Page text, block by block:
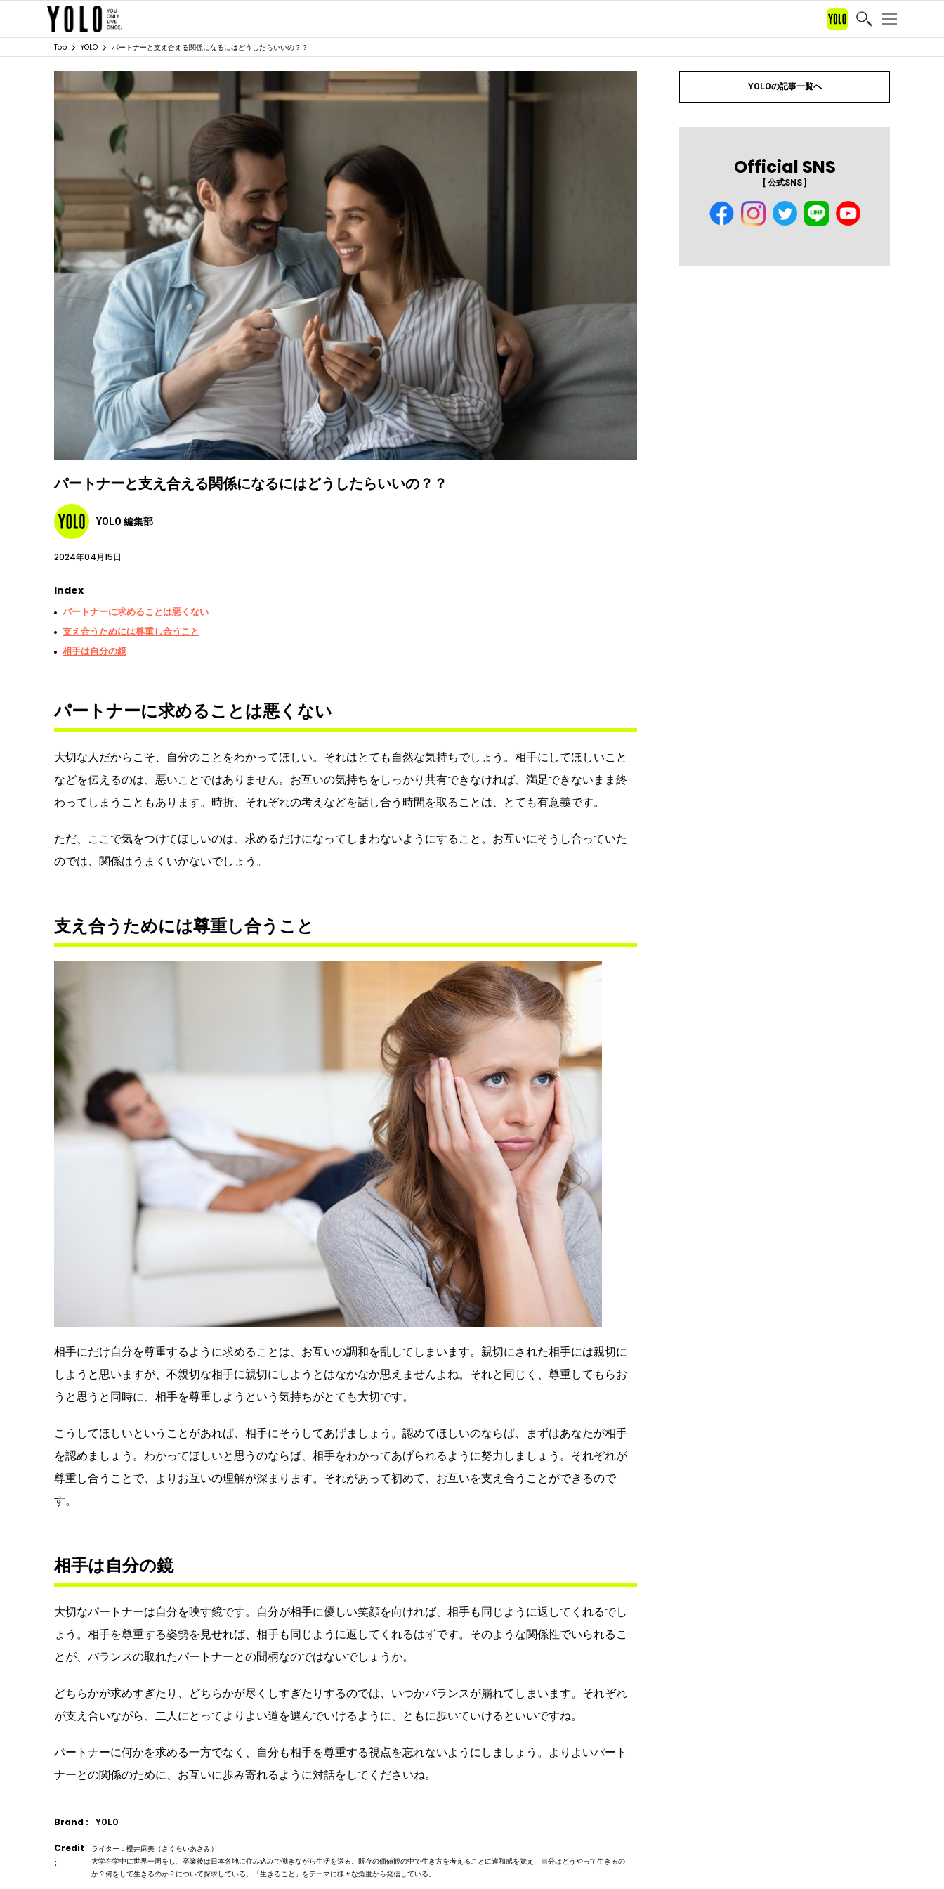
Top YOLO パートナーと支え合える関係になるにはどうしたらいいの？？
パートナーと支え合える関係になるにはどうしたらいいの？？
YOLO 編集部
2024年04月15日
Index
パートナーに求めることは悪くない
支え合うためには尊重し合うこと
相手は自分の鏡
パートナーに求めることは悪くない
大切な人だからこそ、自分のことをわかってほしい。それはとても自然な気持ちでしょう。相手にしてほしいこと
などを伝えるのは、悪いことではありません。お互いの気持ちをしっかり共有できなければ、満足できないまま終
わってしまうこともあります。時折、それぞれの考えなどを話し合う時間を取ることは、とても有意義です。
ただ、ここで気をつけてほしいのは、求めるだけになってしまわないようにすること。お互いにそうし合っていた
のでは、関係はうまくいかないでしょう。
支え合うためには尊重し合うこと
相手にだけ自分を尊重するように求めることは、お互いの調和を乱してしまいます。親切にされた相手には親切に
しようと思いますが、不親切な相手に親切にしようとはなかなか思えませんよね。それと同じく、尊重してもらお
うと思うと同時に、相手を尊重しようという気持ちがとても大切です。
こうしてほしいということがあれば、相手にそうしてあげましょう。認めてほしいのならば、まずはあなたが相手
を認めましょう。わかってほしいと思うのならば、相手をわかってあげられるように努力しましょう。それぞれが
尊重し合うことで、よりお互いの理解が深まります。それがあって初めて、お互いを支え合うことができるので
す。
相手は自分の鏡
大切なパートナーは自分を映す鏡です。自分が相手に優しい笑顔を向ければ、相手も同じように返してくれるでし
ょう。相手を尊重する姿勢を見せれば、相手も同じように返してくれるはずです。そのような関係性でいられるこ
とが、バランスの取れたパートナーとの間柄なのではないでしょうか。
どちらかが求めすぎたり、どちらかが尽くしすぎたりするのでは、いつかバランスが崩れてしまいます。それぞれ
が支え合いながら、二人にとってよりよい道を選んでいけるように、ともに歩いていけるといいですね。
パートナーに何かを求める一方でなく、自分も相手を尊重する視点を忘れないようにしましょう。よりよいパート
ナーとの関係のために、お互いに歩み寄れるように対話をしてくださいね。
Brand : YOLO
Credit
:
ライター：櫻井麻美（さくらいあさみ）
大学在学中に世界一周をし、卒業後は日本各地に住み込みで働きながら生活を送る。既存の価値観の中で生き方を考えることに違和感を覚え、自分はどうやって生きるの
か？何をして生きるのか？について探求している。「生きること」をテーマに様々な角度から発信している。
YOLOの記事一覧へ
Official SNS
[ 公式SNS ]